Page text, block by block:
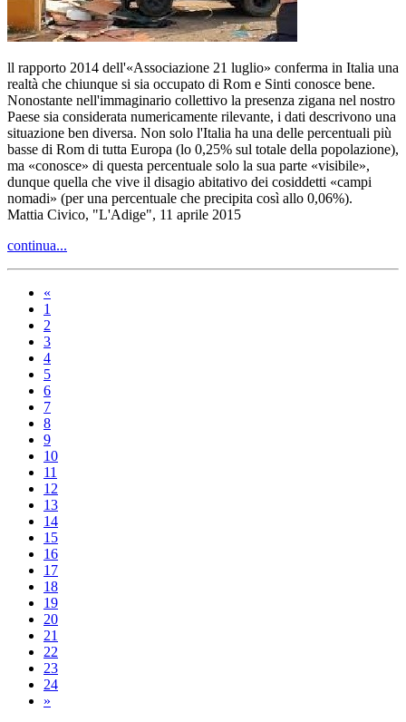
ll rapporto 2014 dell'«Associazione 21 luglio» conferma in Italia una
realtà che chiunque si sia occupato di Rom e Sinti conosce bene.
Nonostante nell'immaginario collettivo la presenza zigana nel nostro
Paese sia considerata numericamente rilevante, i dati descrivono una
situazione ben diversa. Non solo l'Italia ha una delle percentuali più
basse di Rom di tutta Europa (lo 0,25% sul totale della popolazione),
ma «conosce» di questa percentuale solo la sua parte «visibile»,
dunque quella che vive il disagio abitativo dei cosiddetti «campi
nomadi» (per una percentuale che precipita così allo 0,06%).
Mattia Civico, "L'Adige", 11 aprile 2015
continua...
«
1
2
3
4
5
6
7
8
9
10
11
12
13
14
15
16
17
18
19
20
21
22
23
24
»